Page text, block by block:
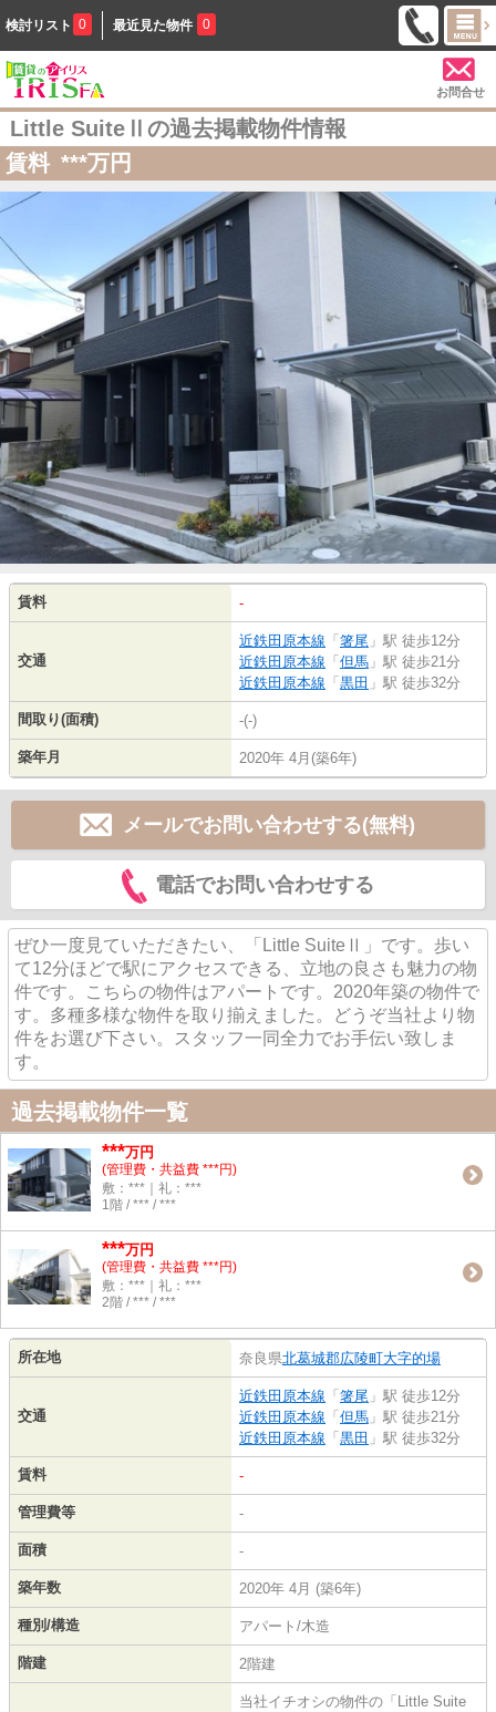
検討リスト 0 最近見た物件 0
お問合せ
Little SuiteⅡの過去掲載物件情報
賃料 ***万円
賃料 -
交通
近鉄田原本線 「 箸尾 」駅 徒歩12分
近鉄田原本線 「 但馬 」駅 徒歩21分
近鉄田原本線 「 黒田 」駅 徒歩32分
間取り(面積) -(-)
築年月 2020年 4月(築6年)
メールでお問い合わせする(無料)
電話でお問い合わせする
ぜひ一度見ていただきたい、「Little SuiteⅡ」です。歩い
て12分ほどで駅にアクセスできる、立地の良さも魅力の物
件です。こちらの物件はアパートです。2020年築の物件で
す。多種多様な物件を取り揃えました。どうぞ当社より物
件をお選び下さい。スタッフ一同全力でお手伝い致しま
す。
過去掲載物件一覧
***万円
(管理費・共益費 ***円)
敷：***｜礼：***
1階 / *** / ***
***万円
(管理費・共益費 ***円)
敷：***｜礼：***
2階 / *** / ***
所在地 奈良県北葛城郡広陵町大字的場
交通
近鉄田原本線 「 箸尾 」駅 徒歩12分
近鉄田原本線 「 但馬 」駅 徒歩21分
近鉄田原本線 「 黒田 」駅 徒歩32分
賃料 -
管理費等 -
面積 -
築年数 2020年 4月 (築6年)
種別/構造 アパート/木造
階建 2階建
当社イチオシの物件の「Little Suite